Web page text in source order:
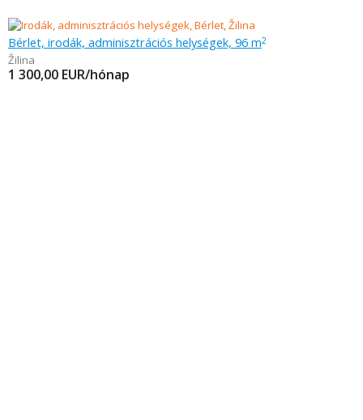
Bérlet, irodák, adminisztrációs helységek, 96 m2
Žilina
1 300,00 EUR/hónap